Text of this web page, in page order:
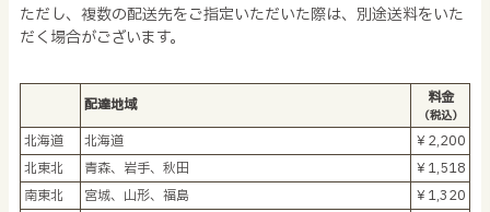
ただし、複数の配送先をご指定いただいた際は、別途送料をいた
だく場合がございます。
配達地域 料金
（税込）
北海道 北海道
￥2,200
北東北
青森、岩手、秋田
￥1,518
南東北
宮城、山形、福島
￥1,320